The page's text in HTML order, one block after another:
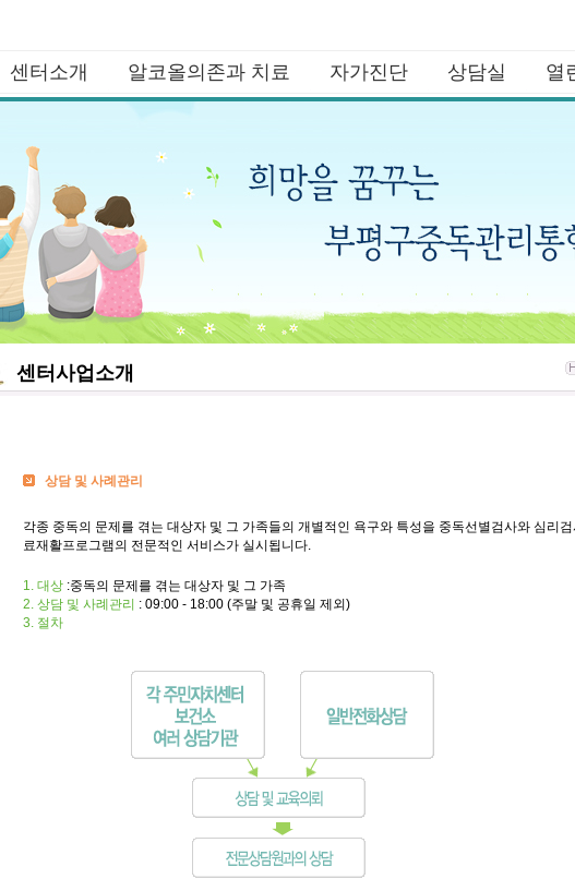
센터소개
센터사업소개
비젼
조직 구성도 및 운영체계
연혁
운영위원회 및 직원
이용안내
찾아오시는 길
알코올의존과 치료
알코올의존의 진행과 회복
권장도서
자가진단
청소년음주진단
스마트폰중독진단(성인용)
스마트폰중독진단(청소년용)
문제도박 심각도 지표
약물중독 선별검사 2형
상담실 열
센터사업소개
상담 및 사례관리
각종 중독의 문제를 겪는 대상자 및 그 가족들의 개별적인 욕구와 특성을 중독선별검사와 심리
료재활프로그램의 전문적인 서비스가 실시됩니다.
1. 대상 :중독의 문제를 겪는 대상자 및 그 가족
2. 상담 및 사례관리 : 09:00 - 18:00 (주말 및 공휴일 제외)
3. 절차